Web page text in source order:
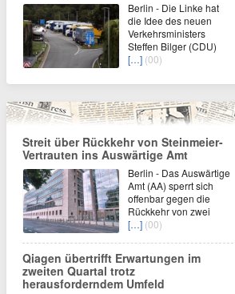
Berlin - Die Linke hat
die Idee des neuen
Verkehrsministers
Steffen Bilger (CDU)
[…] (00)
Streit über Rückkehr von Steinmeier-
Vertrauten ins Auswärtige Amt
Berlin - Das Auswärtige
Amt (AA) sperrt sich
offenbar gegen die
Rückkehr von zwei
[…] (00)
Qiagen übertrifft Erwartungen im
zweiten Quartal trotz
herausforderndem Umfeld